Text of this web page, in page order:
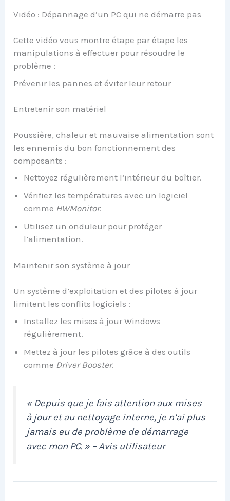
Vidéo : Dépannage d’un PC qui ne démarre pas
Cette vidéo vous montre étape par étape les
manipulations à effectuer pour résoudre le
problème :
Prévenir les pannes et éviter leur retour
Entretenir son matériel
Poussière, chaleur et mauvaise alimentation sont
les ennemis du bon fonctionnement des
composants :
Nettoyez régulièrement l’intérieur du boîtier.
Vérifiez les températures avec un logiciel
comme HWMonitor.
Utilisez un onduleur pour protéger
l’alimentation.
Maintenir son système à jour
Un système d’exploitation et des pilotes à jour
limitent les conflits logiciels :
Installez les mises à jour Windows
régulièrement.
Mettez à jour les pilotes grâce à des outils
comme Driver Booster.
« Depuis que je fais attention aux mises
à jour et au nettoyage interne, je n’ai plus
jamais eu de problème de démarrage
avec mon PC. » – Avis utilisateur